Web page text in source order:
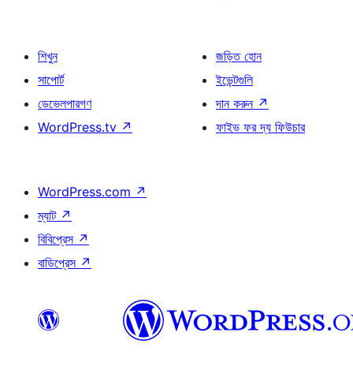
শিখুন
সাপোর্ট
ডেভেলপারগণ
WordPress.tv ↗
জড়িত হোন
ইভেন্টগুলি
দান করুন ↗
ফাইভ ফর দ্য ফিউচার
WordPress.com ↗
ম্যাট ↗
বিবিপ্রেস ↗
বাডিপ্রেস ↗